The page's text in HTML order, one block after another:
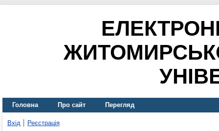
Головна Про сайт Перегляд
Вхід Реєстрація